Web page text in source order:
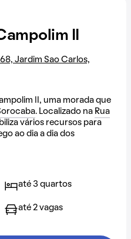
II
Jardim Sao Carlos,
II, uma morada que
. Localizado na Rua
vários recursos para
ao dia a dia dos
até 3 quartos
até 2 vagas